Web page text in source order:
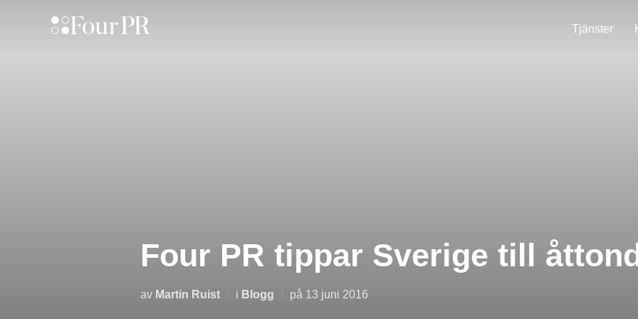
Tjänster
Four PR tippar Sverige till
av Martin Ruist i Blogg på Publicerat
13 juni 2016